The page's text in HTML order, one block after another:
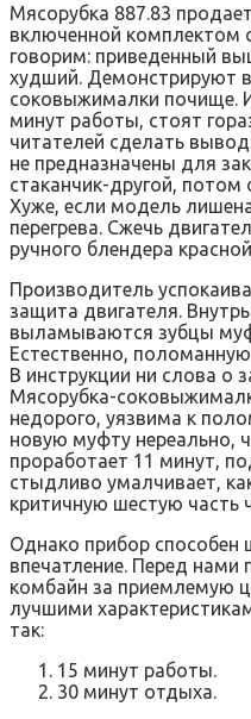
Мясорубка 887.83
включенной комплектом
говорим: приведенный
худший. Демонстрируют
соковыжималки почище.
минут работы, стоят
читателей сделать
не предназначены для
стаканчик-другой,
Хуже, если модель
перегрева. Сжечь
ручного блендера
Производитель
защита двигателя.
выламываются зубцы
Естественно,
В инструкции ни слова о
Мясорубка-
недорого, уязвима к
новую муфту нереально,
проработает 11 минут,
стыдливо умалчивает,
критичную шестую часть
Однако прибор способен
впечатление. Перед нами
комбайн за приемлемую
лучшими
так:
15 минут работы.
30 минут отдыха.